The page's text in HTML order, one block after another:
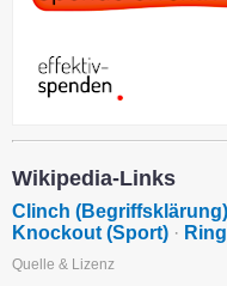
Wikipedia-Links
Clinch (Begriffsklärung)
Knockout (Sport) ·
Quelle & Lizenz